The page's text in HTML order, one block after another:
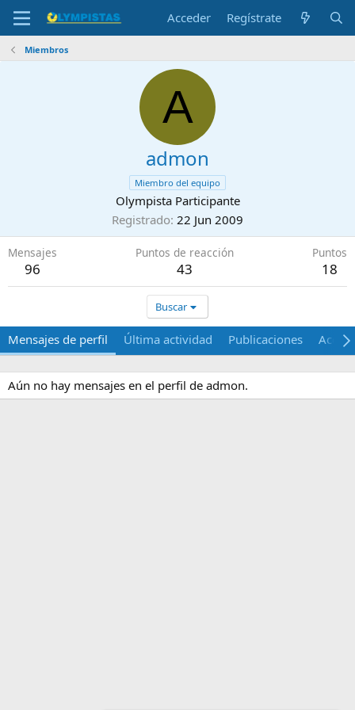
Acceder Regístrate
Miembros
A
admon
Miembro del equipo
Olympista Participante
Registrado 22 Jun 2009
Mensajes
96
Puntos de reacción
43
Puntos
18
Buscar
Mensajes de perfil Última actividad Publicaciones Acerca
Aún no hay mensajes en el perfil de admon.